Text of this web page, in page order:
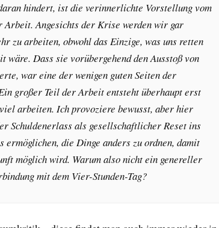
hindert, ist die verinnerlichte Vorstellung vom
Arbeit. Angesichts der Krise werden wir gar
zu arbeiten, obwohl das Einzige, was uns retten
wäre. Dass sie vorübergehend den Ausstoß von
war eine der wenigen guten Seiten der
großer Teil der Arbeit entsteht überhaupt erst
arbeiten. Ich provoziere bewusst, aber hier
Schuldenerlass als gesellschaftlicher Reset ins
ermöglichen, die Dinge anders zu ordnen, damit
möglich wird. Warum also nicht ein genereller
mit dem Vier-Stunden-Tag?